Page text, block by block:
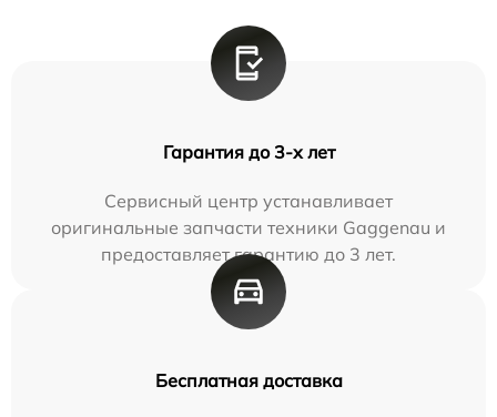
Гарантия до 3-х лет
Сервисный центр устанавливает
оригинальные запчасти техники Gaggenau и
предоставляет гарантию до 3 лет.
Бесплатная доставка